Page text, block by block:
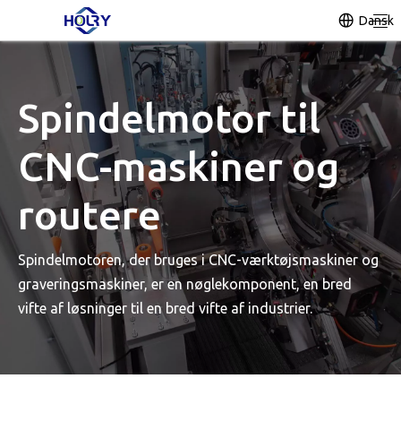
Dansk
Spindelmotor til
CNC-maskiner og
routere
Spindelmotoren, der bruges i CNC-værktøjsmaskiner og
graveringsmaskiner, er en nøglekomponent, en bred
vifte af løsninger til en bred vifte af industrier.